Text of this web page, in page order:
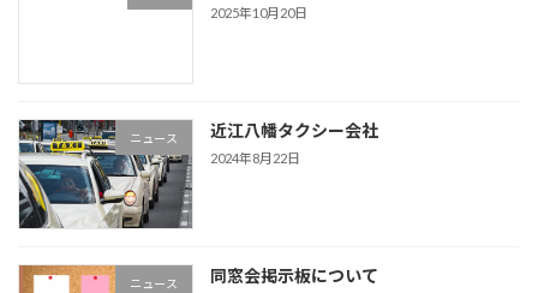
2025年10月20日
ニュース 近江八幡タクシー会社
2024年8月22日
ニュース 同窓会掲示板について